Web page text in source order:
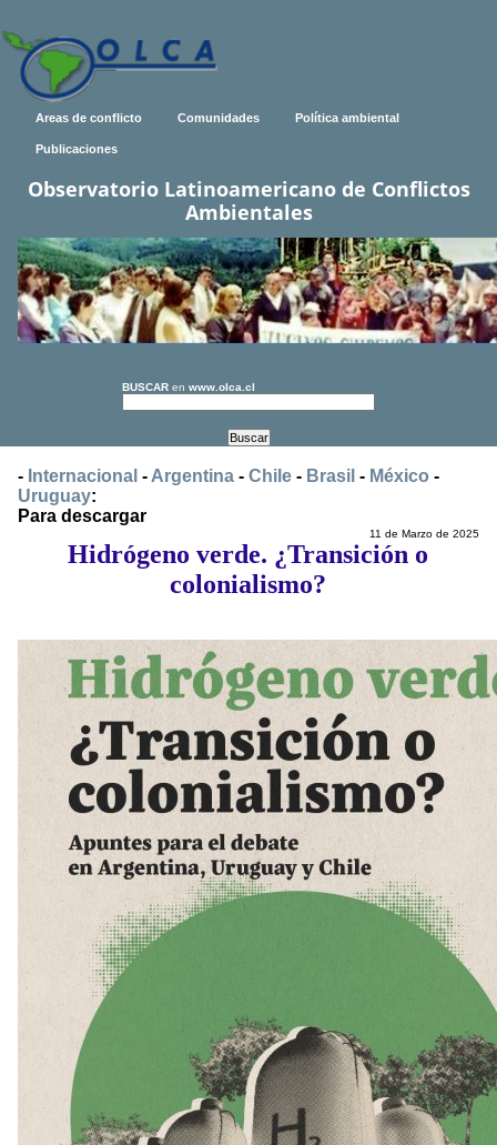
Areas de conflicto Comunidades Política ambiental
Publicaciones
Observatorio Latinoamericano de Conflictos
Ambientales
BUSCAR en www.olca.cl
- Internacional - Argentina - Chile - Brasil - México -
Uruguay:
Para descargar
11 de Marzo de 2025
Hidrógeno verde. ¿Transición o
colonialismo?